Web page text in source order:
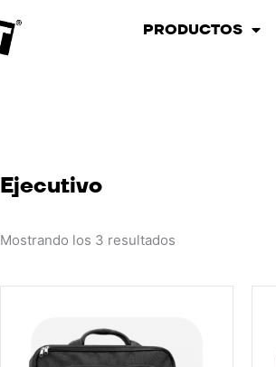
PRODUCTOS
Ejecutivo
Mostrando los 3 resultados